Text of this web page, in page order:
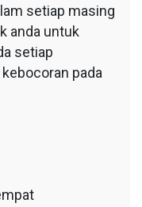
setiap masing
anda untuk
setiap
pada